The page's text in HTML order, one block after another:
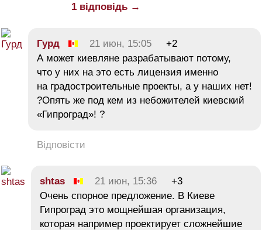
1 відповідь →
Гурд 21 июн, 15:05
+2
А может киевляне разрабатывают потому,
что у них на это есть лицензия именно
на градостроительные проекты, а у наших нет!
?Опять же под кем из небожителей киевский
«Гипроград»! ?
Відповісти
shtas 21 июн, 15:36
+3
Очень спорное предложение. В Киеве
Гипроград это мощнейшая организация,
которая например проектирует сложнейшие